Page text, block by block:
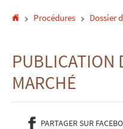
Accueil
Procédures Dossier
PUBLICATION
MARCHÉ
PARTAGER SUR